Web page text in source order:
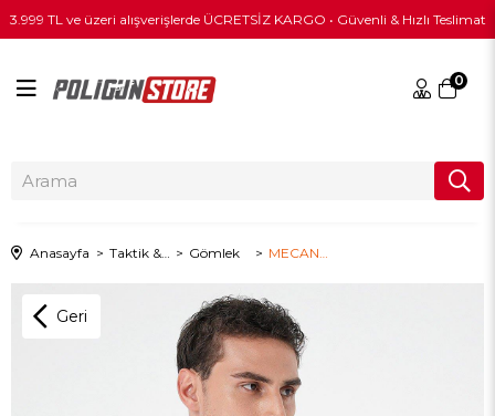
3.999 TL ve üzeri alışverişlerde ÜCRETSİZ KARGO • Güvenli & Hızlı Teslimat
0
Anasayfa Gömlek